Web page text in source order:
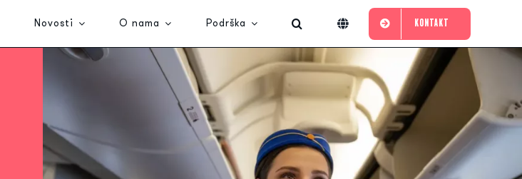
Novosti O nama Podrška KONTAKT